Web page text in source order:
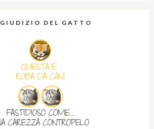
DEL GATTO